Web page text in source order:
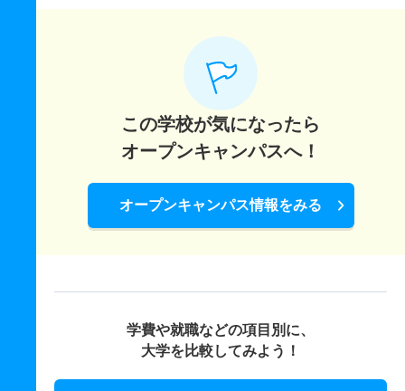
この学校が気になったら
オープンキャンパスへ！
オープンキャンパス情報をみる
学費や就職などの項目別に、
大学を比較してみよう！